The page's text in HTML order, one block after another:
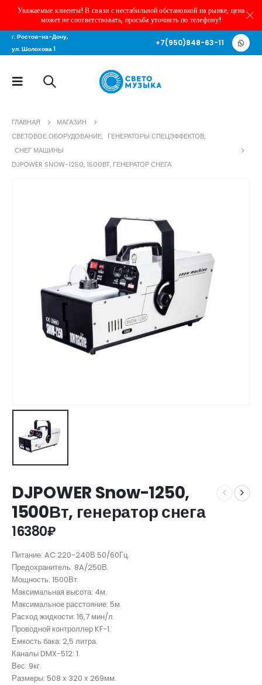
Уважаемые клиенты! В связи с нестабильной обстановкой на рынке, цена
может не соответствовать, просьба уточнять по телефону!
г. Ростов-на-Дону,
ул. Шолохова 1
+7(950)848-63-11
ГЛАВНАЯ
МАГАЗИН
СВЕТОВОЕ ОБОРУДОВАНИЕ, ГЕНЕРАТОРЫ СПЕЦЭФФЕКТОВ,
СНЕГ МАШИНЫ
DJPOWER SNOW-1250, 1500ВТ, ГЕНЕРАТОР СНЕГА
DJPOWER Snow-1250,
1500Вт, генератор снега
16380₽
Питание: AC 220-240В 50/60Гц.
Предохранитель: 8A/250В.
Мощность: 1500Вт.
Максимальная высота: 4м.
Максимальное расстояние: 5м.
Расход жидкости: 16,7 мин/л.
Проводной контроллер KF-1.
Емкость бака: 2,5 литра.
Каналы DMX-512: 1.
Вес: 9кг.
Размеры: 508 х 320 х 269мм.